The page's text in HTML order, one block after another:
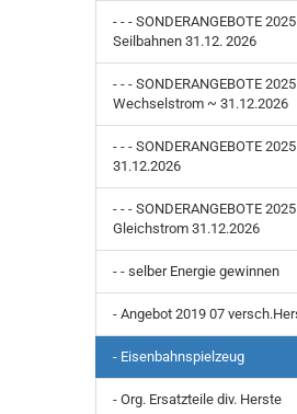
- - - SONDERANGEBOTE
Seilbahnen 31.12. 2026
- - - SONDERANGEBOTE
Wechselstrom ~ 31.12.2026
- - - SONDERANGEBOTE
31.12.2026
- - - SONDERANGEBOTE
Gleichstrom 31.12.2026
- - selber Energie gewinnen
- Angebot 2019 07
- Eisenbahnspielzeug
- Org. Ersatzteile div. Herste